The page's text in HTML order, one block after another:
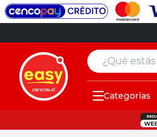
¿Qué estás
Categorías
muebles